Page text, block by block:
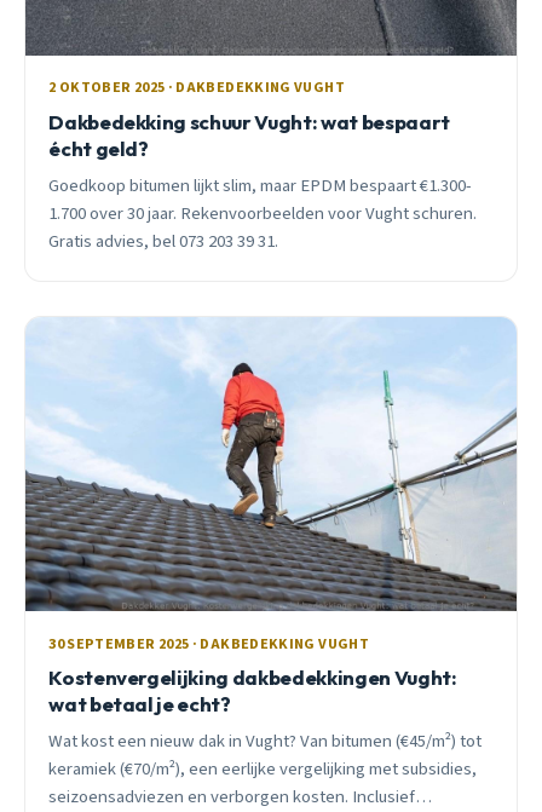
2 OKTOBER 2025 · DAKBEDEKKING VUGHT
Dakbedekking schuur Vught: wat bespaart
écht geld?
Goedkoop bitumen lijkt slim, maar EPDM bespaart €1.300-
1.700 over 30 jaar. Rekenvoorbeelden voor Vught schuren.
Gratis advies, bel 073 203 39 31.
30 SEPTEMBER 2025 · DAKBEDEKKING VUGHT
Kostenvergelijking dakbedekkingen Vught:
wat betaal je echt?
Wat kost een nieuw dak in Vught? Van bitumen (€45/m²) tot
keramiek (€70/m²), een eerlijke vergelijking met subsidies,
seizoensadviezen en verborgen kosten. Inclusief